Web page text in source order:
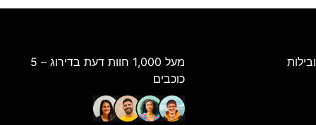
מעל 1,000 חוות דעת בדירוג – 5
כוכבים